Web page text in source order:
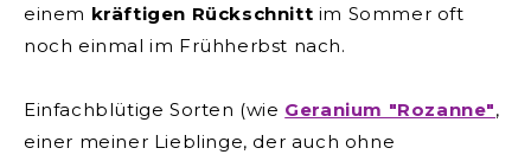
einem kräftigen Rückschnitt im Sommer oft
noch einmal im Frühherbst nach.
Einfachblütige Sorten (wie Geranium "Rozanne",
einer meiner Lieblinge, der auch ohne